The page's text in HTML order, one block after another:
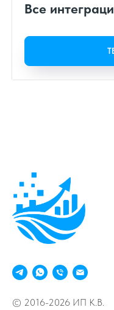
Все
© 2016-2026 ИП К.В.